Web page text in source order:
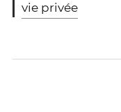
vie privée